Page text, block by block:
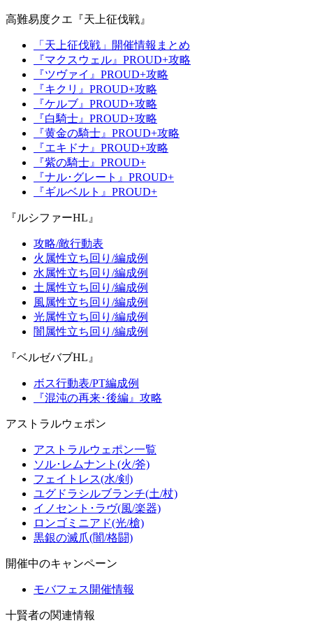
高難易度クエ『天上征伐戦』
「天上征伐戦」開催情報まとめ
『マクスウェル』PROUD+攻略
『ツヴァイ』PROUD+攻略
『キクリ』PROUD+攻略
『ケルブ』PROUD+攻略
『白騎士』PROUD+攻略
『黄金の騎士』PROUD+攻略
『エキドナ』PROUD+攻略
『紫の騎士』PROUD+
『ナル･グレート』PROUD+
『ギルベルト』PROUD+
『ルシファーHL』
攻略/敵行動表
火属性立ち回り/編成例
水属性立ち回り/編成例
土属性立ち回り/編成例
風属性立ち回り/編成例
光属性立ち回り/編成例
闇属性立ち回り/編成例
『ベルゼバブHL』
ボス行動表/PT編成例
『混沌の再来･後編』攻略
アストラルウェポン
アストラルウェポン一覧
ソル･レムナント(火/斧)
フェイトレス(水/剣)
ユグドラシルブランチ(土/杖)
イノセント･ラヴ(風/楽器)
ロンゴミニアド(光/槍)
黒銀の滅爪(闇/格闘)
開催中のキャンペーン
モバフェス開催情報
十賢者の関連情報